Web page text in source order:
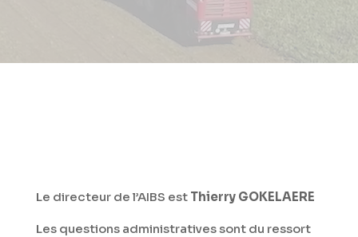
Le directeur de l’AIBS est Thierry GOKELAERE
Les questions administratives sont du ressort